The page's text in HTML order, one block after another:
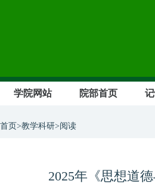
学院网站 院部首页
首页>教学科研>阅读
2025年《思想道